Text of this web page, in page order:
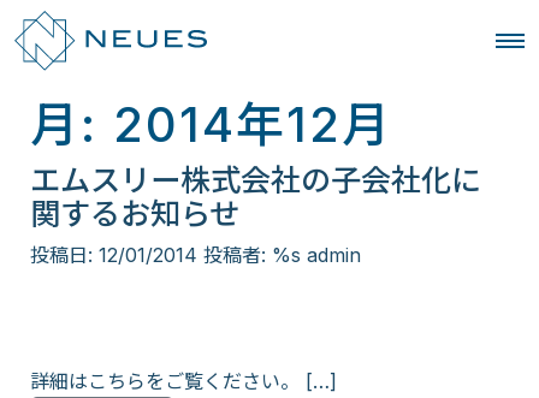
月: 2014年12月
エムスリー株式会社の子会社化に
関するお知らせ
投稿日: 12/01/2014 投稿者: %s admin
詳細はこちらをご覧ください。 […]